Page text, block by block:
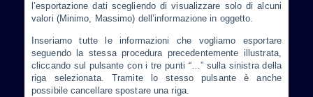
l’esportazione dati scegliendo di visualizzare solo di alcuni
valori (Minimo, Massimo) dell’informazione in oggetto.
Inseriamo tutte le informazioni che vogliamo esportare
seguendo la stessa procedura precedentemente illustrata,
cliccando sul pulsante con i tre punti “…” sulla sinistra della
riga selezionata. Tramite lo stesso pulsante è anche
possibile cancellare spostare una riga.